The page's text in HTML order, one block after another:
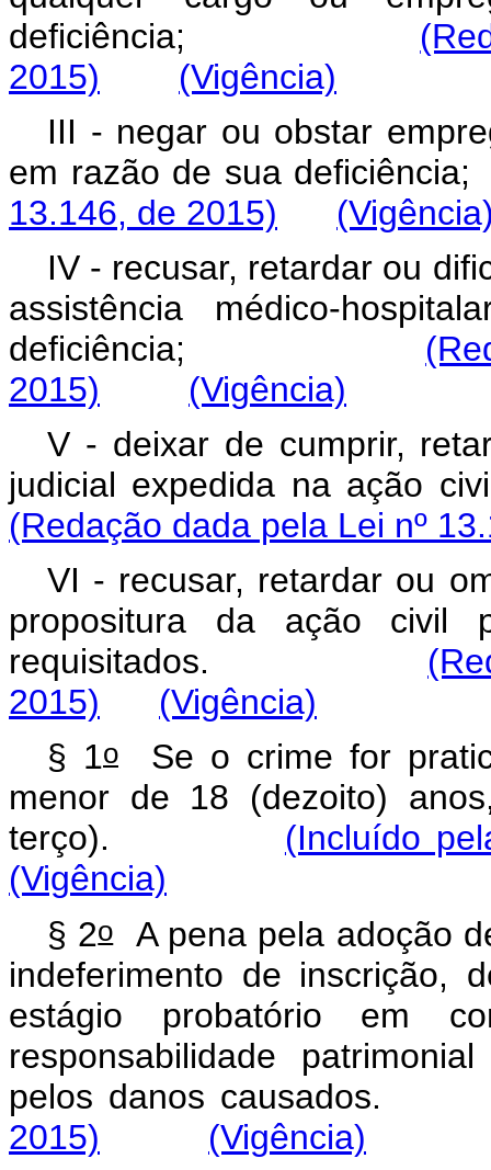
deficiência;
2015)
(Vigência)
III - negar ou obstar
em razão de sua deficiência;
13.146, de 2015)
IV - recusar, retardar ou
assistência médico-
deficiência;
2015)
(Vigência)
V - deixar de cumprir,
judicial expedida na
(Redação dada pela Lei nº
VI - recusar, retardar ou
propositura da ação civil
requisitados.
2015)
(Vigência)
§ 1o Se o crime for
menor de 18 (dezoito)
terço).
(Incluído
(Vigência)
§ 2oA pena pela adoção
indeferimento de inscrição,
estágio probatório em
responsabilidade
pelos danos
2015)
(Vigência)